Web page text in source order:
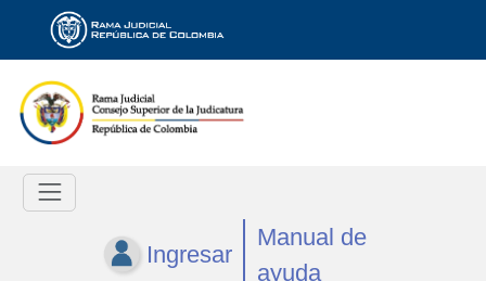
Ingresar
Manual de
ayuda